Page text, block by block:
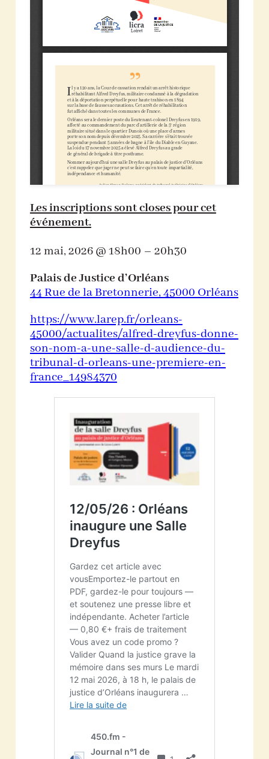
Les inscriptions sont closes pour cet
événement.
12 mai, 2026 @ 18h00 – 20h30
Palais de Justice d’Orléans
44 Rue de la Bretonnerie, 45000 Orléans
https://www.larep.fr/orleans-
45000/actualites/alfred-dreyfus-donne-
son-nom-a-une-salle-d-audience-du-
tribunal-d-orleans-une-premiere-en-
france_14984370